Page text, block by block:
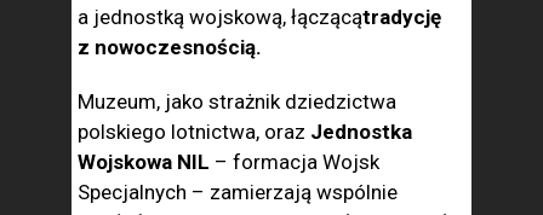
a jednostką wojskową, łączącątradycję
z nowoczesnością.
Muzeum, jako strażnik dziedzictwa
polskiego lotnictwa, oraz Jednostka
Wojskowa NIL – formacja Wojsk
Specjalnych – zamierzają wspólnie